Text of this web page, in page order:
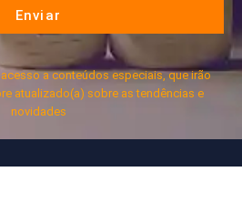
Enviar
a conteúdos especiais, que irão
atualizado(a) sobre as tendências e
novidades